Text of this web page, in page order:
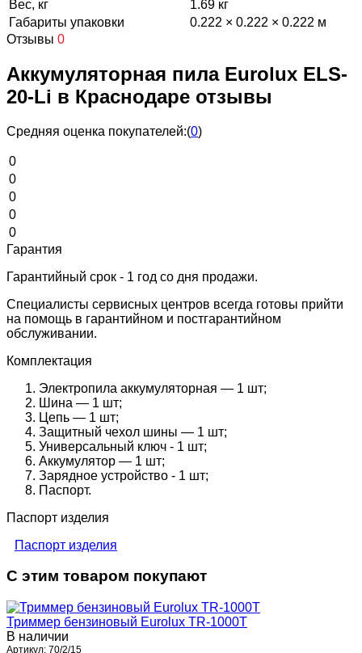
Вес, кг
1.69 кг
Габариты упаковки
0.222 × 0.222 × 0.222 м
Отзывы 0
Аккумуляторная пила Eurolux ELS-
20-Li в Краснодаре отзывы
Средняя оценка покупателей:(0)
0
0
0
0
0
Гарантия
Гарантийный срок - 1 год со дня продажи.
Специалисты сервисных центров всегда готовы прийти
на помощь в гарантийном и постгарантийном
обслуживании.
Комплектация
Электропила аккумуляторная — 1 шт;
Шина — 1 шт;
Цепь — 1 шт;
Защитный чехол шины — 1 шт;
Универсальный ключ - 1 шт;
Аккумулятор — 1 шт;
Зарядное устройство - 1 шт;
Паспорт.
Паспорт изделия
Паспорт изделия
С этим товаром покупают
Триммер бензиновый Eurolux TR-1000T
В наличии
Артикул: 70/2/15